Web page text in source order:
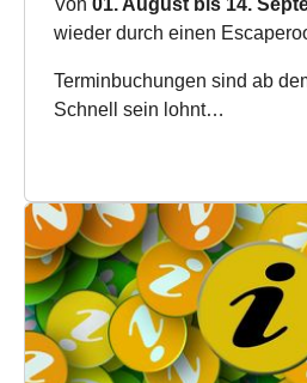
Von 01. August bis 14.
wieder durch einen
Terminbuchungen sind ab
Schnell sein lohnt…